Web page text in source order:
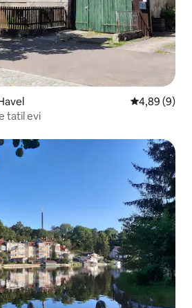
5 üzerinden
4,89 (9)
tatil evi